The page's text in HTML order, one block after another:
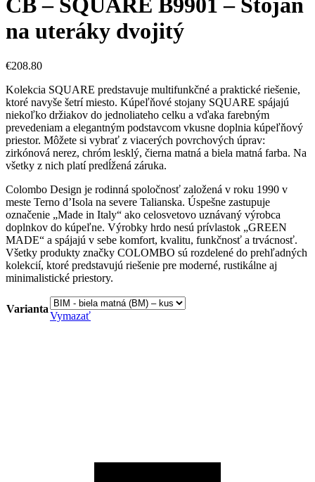
na uteráky dvojitý
€208.80
Kolekcia SQUARE predstavuje multifunkčné a praktické riešenie,
ktoré navyše šetrí miesto. Kúpeľňové stojany SQUARE spájajú
niekoľko držiakov do jednoliateho celku a vďaka farebným
prevedeniam a elegantným podstavcom vkusne doplnia kúpeľňový
priestor. Môžete si vybrať z viacerých povrchových úprav:
zirkónová nerez, chróm lesklý, čierna matná a biela matná farba. Na
všetky z nich platí predĺžená záruka.
Colombo Design je rodinná spoločnosť založená v roku 1990 v
meste Terno d’Isola na severe Talianska. Úspešne zastupuje
označenie „Made in Italy“ ako celosvetovo uznávaný výrobca
doplnkov do kúpeľne. Výrobky hrdo nesú prívlastok „GREEN
MADE“ a spájajú v sebe komfort, kvalitu, funkčnosť a trvácnosť.
Všetky produkty značky COLOMBO sú rozdelené do prehľadných
kolekcií, ktoré predstavujú riešenie pre moderné, rustikálne aj
minimalistické priestory.
Varianta
Vymazať